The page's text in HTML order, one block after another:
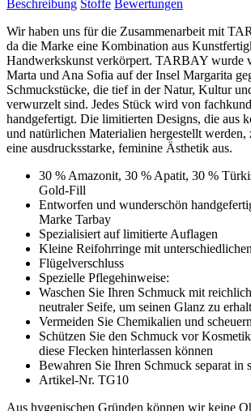
Beschreibung Stoffe Bewertungen
Wir haben uns für die Zusammenarbeit mit
da die Marke eine Kombination aus
Handwerkskunst verkörpert. TARBAY wurde
Marta und Ana Sofia auf der Insel Margarita
Schmuckstücke, die tief in der Natur, Kultur
verwurzelt sind. Jedes Stück wird von
handgefertigt. Die limitierten Designs, die aus
und natürlichen Materialien hergestellt werden,
eine ausdrucksstarke, feminine Ästhetik aus.
30 % Amazonit, 30 % Apatit, 30 %
Gold-Fill
Entworfen und wunderschön
Marke Tarbay
Spezialisiert auf limitierte Auflagen
Kleine Reifohrringe mit
Flügelverschluss
Spezielle Pflegehinweise:
Waschen Sie Ihren Schmuck mit
neutraler Seife, um seinen Glanz zu
Vermeiden Sie Chemikalien und
Schützen Sie den Schmuck vor
diese Flecken hinterlassen können
Bewahren Sie Ihren Schmuck separat in
Artikel-Nr. TG10
Aus hygenischen Gründen können wir keine